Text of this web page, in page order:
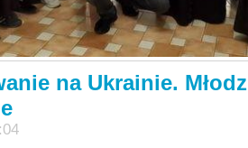
na Ukrainie.